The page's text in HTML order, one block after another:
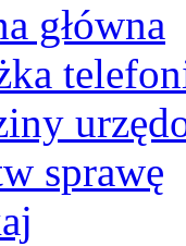
główna
sprawę